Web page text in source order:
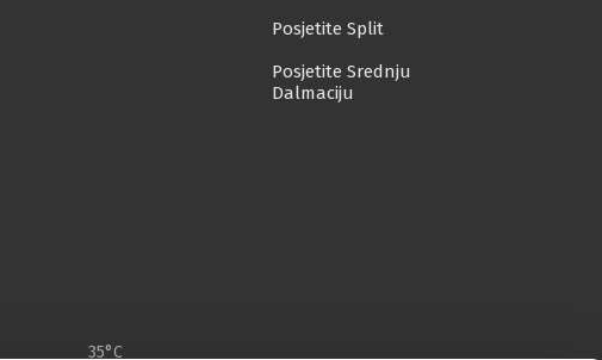
Posjetite Split
Posjetite Srednju
Dalmaciju
35°C